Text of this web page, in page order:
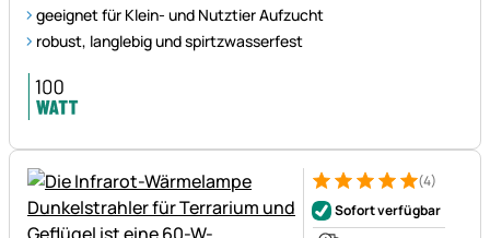
geeignet für Klein- und Nutztier Aufzucht
robust, langlebig und spirtzwasserfest
Bewertung: 5 von 5 (4
4 Bewertungen
(4)
Sofort verfügbar